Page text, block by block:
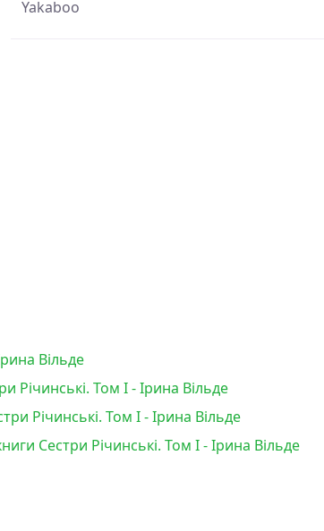
Yakaboo
Вільде
Річинські. Том І - Ірина Вільде
Річинські. Том І - Ірина Вільде
Сестри Річинські. Том І - Ірина Вільде